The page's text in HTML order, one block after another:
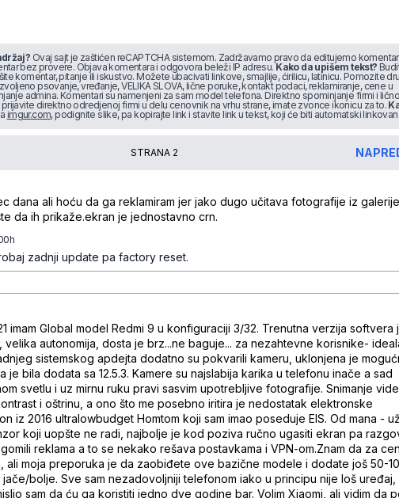
Ovaj sajt je zaštićen reCAPTCHA sistemom. Zadržavamo pravo da editujemo
bez provere. Objava komentara i odgovora beleži IP adresu.Kako da upišem tekst?
komentar, pitanje ili iskustvo. Možete ubacivati linkove, smajlije, ćirilicu, latinicu. Pomozite
psovanje, vređanje, VELIKA SLOVA, lične poruke, kontakt podaci, reklamiranje, cene u
admina. Komentari su namenjeni za sam model telefona. Direktno spominjanje firmi i
direktno odredjenoj firmi u delu cenovnik na vrhu strane, imate zvonce ikonicu za to.
imgur.com, podignite slike, pa kopirajte link i stavite link u tekst, koji će biti automatski linkovan.
STRANA 2
dana ali hoću da ga reklamiram jer jako dugo učitava fotografije iz
da ih prikaže.ekran je jednostavno crn.
zadnji update pa factory reset.
imam Global model Redmi 9 u konfiguraciji 3/32. Trenutna verzija softvera
velika autonomija, dosta je brz...ne baguje... za nezahtevne korisnike-
sistemskog apdejta dodatno su pokvarili kameru, uklonjena je
je bila dodata sa 12.5.3. Kamere su najslabija karika u telefonu inače a sad
svetlu i uz mirnu ruku pravi sasvim upotrebljive fotografije. Snimanje
i oštrinu, a ono što me posebno iritira je nedostatak elektronske
iz 2016 ultralowbudget Homtom koji sam imao poseduje EIS. Od mana -
koji uopšte ne radi, najbolje je kod poziva ručno ugasiti ekran pa
reklama a to se nekako rešava postavkama i VPN-om.Znam da za
ali moja preporuka je da zaobiđete ove bazične modele i dodate još 50-
bolje. Sve sam nezadovoljniji telefonom iako u principu nije loš uređaj,
sam da ću ga koristiti jedno dve godine bar. Volim Xiaomi, ali vidim da